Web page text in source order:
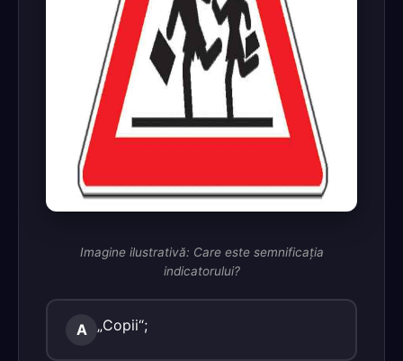
Imagine ilustrativă: Care este semnificaţia
indicatorului?
A „Copii“;